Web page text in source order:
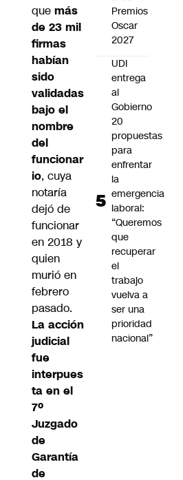
que más
de 23 mil
firmas
habían
sido
validadas
bajo el
nombre
del
funcionar
io, cuya
notaría
dejó de
funcionar
en 2018 y
quien
murió en
febrero
pasado.
La acción
judicial
fue
interpues
ta en el
7º
Juzgado
de
Garantía
de
Premios
Oscar
2027
UDI
entrega
al
Gobierno
20
propuestas
para
enfrentar
la
emergencia
laboral:
“Queremos
que
recuperar
el
trabajo
vuelva a
ser una
prioridad
nacional”